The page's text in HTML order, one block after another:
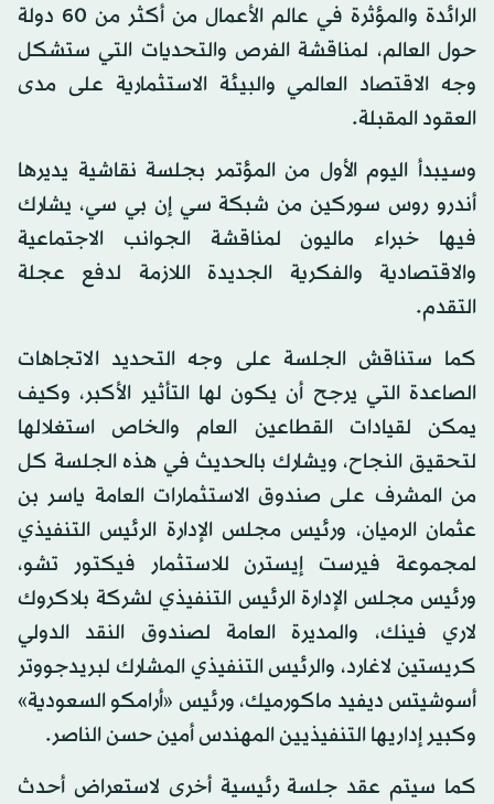
الرائدة والمؤثرة في عالم الأعمال من أكثر من 60 دولة
حول العالم، لمناقشة الفرص والتحديات التي ستشكل
وجه الاقتصاد العالمي والبيئة الاستثمارية على مدى
العقود المقبلة.
وسيبدأ اليوم الأول من المؤتمر بجلسة نقاشية يديرها
أندرو روس سوركين من شبكة سي إن بي سي، يشارك
فيها خبراء ماليون لمناقشة الجوانب الاجتماعية
والاقتصادية والفكرية الجديدة اللازمة لدفع عجلة
التقدم.
كما ستناقش الجلسة على وجه التحديد الاتجاهات
الصاعدة التي يرجح أن يكون لها التأثير الأكبر، وكيف
يمكن لقيادات القطاعين العام والخاص استغلالها
لتحقيق النجاح، ويشارك بالحديث في هذه الجلسة كل
من المشرف على صندوق الاستثمارات العامة ياسر بن
عثمان الرميان، ورئيس مجلس الإدارة الرئيس التنفيذي
لمجموعة فيرست إيسترن للاستثمار فيكتور تشو،
ورئيس مجلس الإدارة الرئيس التنفيذي لشركة بلاكروك
لاري فينك، والمديرة العامة لصندوق النقد الدولي
كريستين لاغارد، والرئيس التنفيذي المشارك لبريدجووتر
أسوشيتس ديفيد ماكورميك، ورئيس «أرامكو السعودية»
وكبير إداريها التنفيذيين المهندس أمين حسن الناصر.
كما سيتم عقد جلسة رئيسية أخرى لاستعراض أحدث